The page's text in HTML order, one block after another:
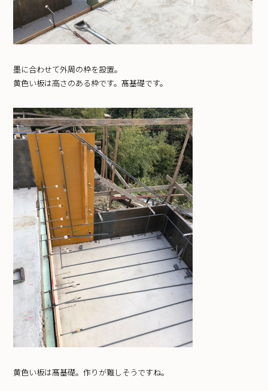
墨に合わせて外周の枠を設置。
黄色い板は高さのある枠です。髙基礎です。
黄色い板は髙基礎。作りが難しそうですね。